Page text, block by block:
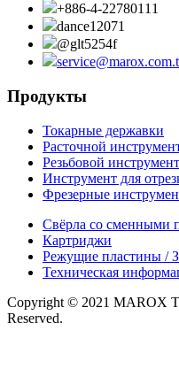
+886-4-22780111
dance12071
@glt5254f
Продукты
Токарные державки
Расточной
Резьбовой инструмент
Инструмент для
Фрезерные
Свёрла со сменными
Картриджи
Режущие пластины /
Техническая
Copyright © 2021 MAROX
Reserved.